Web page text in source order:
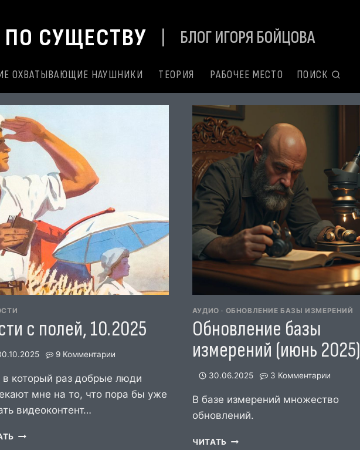
СУЩЕСТВУ | БЛОГ ИГОРЯ БОЙЦОВА
ОХВАТЫВАЮЩИЕ НАУШНИКИ ТЕОРИЯ РАБОЧЕЕ МЕСТО ПОИСК
с полей, 10.2025
9 Комментарии
который раз добрые люди
мне на то, что пора бы уже
видеоконтент…
ВЕСТИ
АУДИО · ОБНОВЛЕНИЕ БАЗЫ ИЗМЕРЕНИЙ
Обновление базы
измерений (июнь 2025)
30.06.2025 3 Комментарии
В базе измерений множество
обновлений.
ЧИТАТЬ ОБНОВЛЕНИЕ